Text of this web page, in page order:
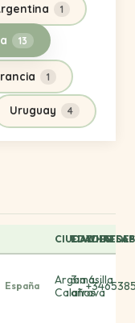
1
13
1
Uruguay 4
CIUDAD
EDADESREDES
España
Argamasilla
Calatrava
3 a 6
años